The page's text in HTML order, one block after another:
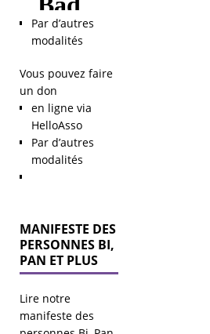
Par d’autres
modalités
Vous pouvez faire
un don
en ligne via
HelloAsso
Par d’autres
modalités
MANIFESTE DES
PERSONNES BI,
PAN ET PLUS
Lire notre
manifeste des